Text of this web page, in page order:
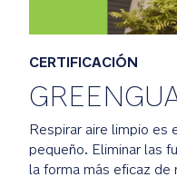
Ganador
del
premio
Product
Award
2022
CERTIFICACIÓN
Respirar aire limpio es
pequeño. Eliminar las
la forma más eficaz de